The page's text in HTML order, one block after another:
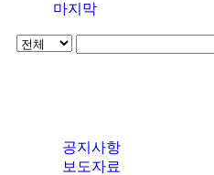
마지막
공지사항
보도자료